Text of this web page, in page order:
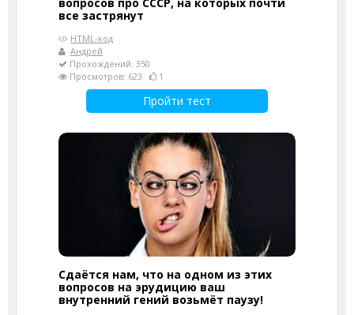
все застрянут
HTML-код
Андрей
Прохождений: 350
Просмотров: 623
1
Пройти тест
Сдаётся нам, что на одном из этих
вопросов на эрудицию ваш
внутренний гений возьмёт паузу!